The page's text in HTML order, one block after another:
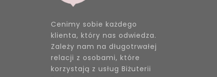
Cenimy sobie każdego
klienta, który nas odwiedza.
Zależy nam na długotrwałej
relacji z osobami, które
korzystają z usług Biżuterii